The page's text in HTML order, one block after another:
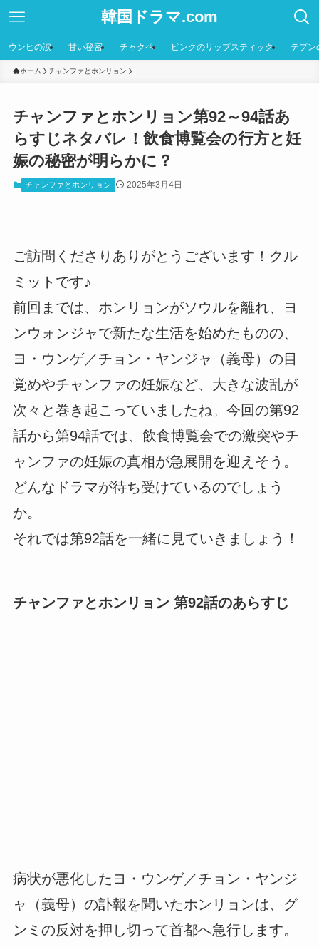
韓国ドラマ.com
ウンヒの涙 甘い秘密 チャクペ ピンクのリップスティック テプン
ホーム チャンファとホンリョン
チャンファとホンリョン第92～94話あ
らすじネタバレ！飲食博覧会の行方と妊
娠の秘密が明らかに？
チャンファとホンリョン 2025年3月4日
ご訪問くださりありがとうございます！クル
ミットです♪
前回までは、ホンリョンがソウルを離れ、ヨ
ンウォンジャで新たな生活を始めたものの、
ヨ・ウンゲ／チョン・ヤンジャ（義母）の目
覚めやチャンファの妊娠など、大きな波乱が
次々と巻き起こっていましたね。今回の第92
話から第94話では、飲食博覧会での激突やチ
ャンファの妊娠の真相が急展開を迎えそう。
どんなドラマが待ち受けているのでしょう
か。
それでは第92話を一緒に見ていきましょう！
チャンファとホンリョン 第92話のあらすじ
病状が悪化したヨ・ウンゲ／チョン・ヤンジ
ャ（義母）の訃報を聞いたホンリョンは、グ
ンミの反対を押し切って首都へ急行します。